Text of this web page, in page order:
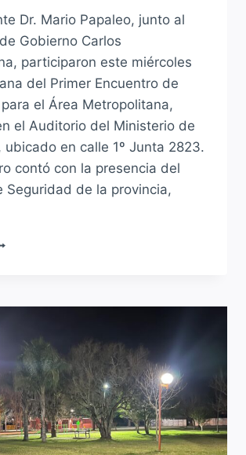
Dr. Mario Papaleo, junto al
Gobierno Carlos
participaron este miércoles
del Primer Encuentro de
el Área Metropolitana,
el Auditorio del Ministerio de
ubicado en calle 1º Junta 2823.
contó con la presencia del
Seguridad de la provincia,